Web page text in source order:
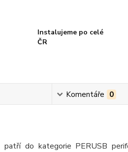
Instalujeme po celé
ČR
Komentáře 0
patří do kategorie PERUSB